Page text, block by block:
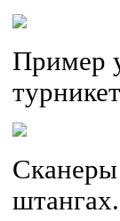
Пример
Сканеры
штангах.